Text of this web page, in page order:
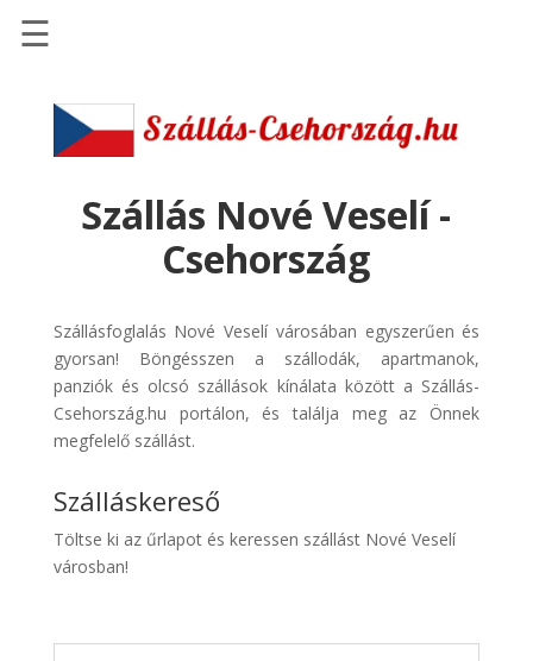
Szállások
Szállásinfo.eu
pénzvisszatérítéssel
Discover
Cars
Transzfer
Kiwi
Taxi
☰
Szállás Nové Veselí -
Csehország
Szállásfoglalás Nové Veselí városában egyszerűen és
gyorsan! Böngésszen a szállodák, apartmanok,
panziók és olcsó szállások kínálata között a Szállás-
Csehország.hu portálon, és találja meg az Önnek
megfelelő szállást.
Szálláskereső
Töltse ki az űrlapot és keressen szállást Nové Veselí
városban!